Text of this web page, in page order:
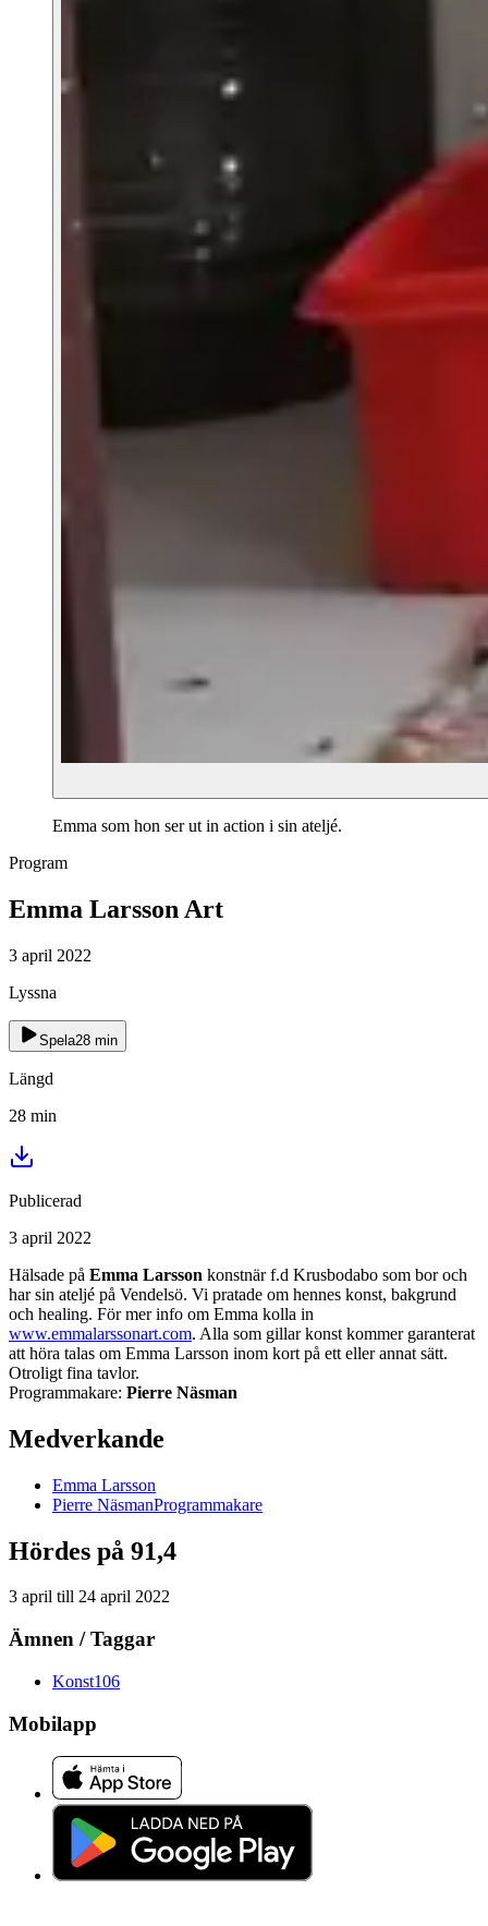
Emma som hon ser ut in action i sin ateljé.
Program
Emma Larsson Art
3 april 2022
Lyssna
Spela28 min
Längd
28 min
Publicerad
3 april 2022
Hälsade på Emma Larsson konstnär f.d Krusbodabo som bor och
har sin ateljé på Vendelsö. Vi pratade om hennes konst, bakgrund
och healing. För mer info om Emma kolla in
www.emmalarssonart.com. Alla som gillar konst kommer garanterat
att höra talas om Emma Larsson inom kort på ett eller annat sätt.
Otroligt fina tavlor.
Programmakare: Pierre Näsman
Medverkande
Emma Larsson
Pierre NäsmanProgrammakare
Hördes på 91,4
3 april till 24 april 2022
Ämnen / Taggar
Konst106
Mobilapp